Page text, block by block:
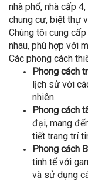
nhà phố, nhà cấp
chung cư, biệt thự
Chúng tôi cung
nhau, phù hợp với
Các phong cách
Phong cách
lịch sử với
nhiên.
Phong cách
đại, mang
tiết trang trí
Phong cách
tinh tế với
và sử dụng